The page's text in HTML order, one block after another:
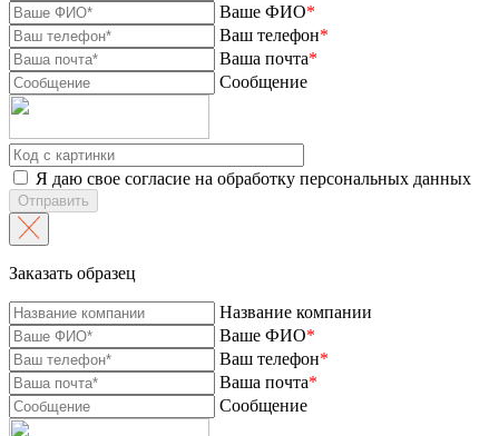
Ваше ФИО*
Ваш телефон*
Ваша почта*
Сообщение
Я даю свое согласие на обработку персональных данных
Отправить
Заказать образец
Название компании
Ваше ФИО*
Ваш телефон*
Ваша почта*
Сообщение